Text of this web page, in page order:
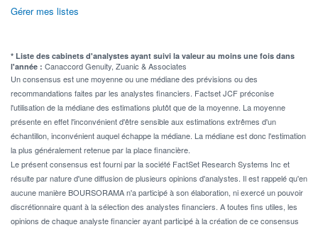
Gérer mes listes
* Liste des cabinets d'analystes ayant suivi la valeur au moins une fois dans
l'année : Canaccord Genuity, Zuanic & Associates
Un consensus est une moyenne ou une médiane des prévisions ou des
recommandations faites par les analystes financiers. Factset JCF préconise
l'utilisation de la médiane des estimations plutôt que de la moyenne. La moyenne
présente en effet l'inconvénient d'être sensible aux estimations extrêmes d'un
échantillon, inconvénient auquel échappe la médiane. La médiane est donc l'estimation
la plus généralement retenue par la place financière.
Le présent consensus est fourni par la société FactSet Research Systems Inc et
résulte par nature d'une diffusion de plusieurs opinions d'analystes. Il est rappelé qu'en
aucune manière BOURSORAMA n'a participé à son élaboration, ni exercé un pouvoir
discrétionnaire quant à la sélection des analystes financiers. A toutes fins utiles, les
opinions de chaque analyste financier ayant participé à la création de ce consensus